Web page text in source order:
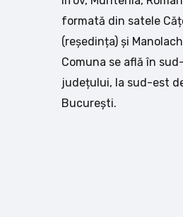
formată din satele
(reședința) și
Comuna se află în
județului, la sud-est
București.